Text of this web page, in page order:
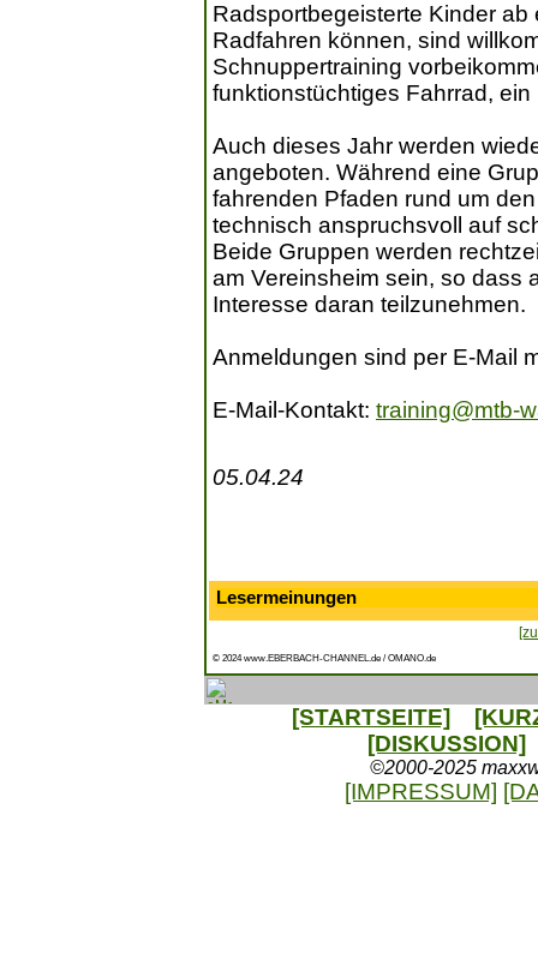
Radsportbegeisterte Kinder
Radfahren können, sind
Schnuppertraining
funktionstüchtiges Fahrrad,
Auch dieses Jahr werden
angeboten. Während eine
fahrenden Pfaden rund um
technisch anspruchsvoll auf
Beide Gruppen werden
am Vereinsheim sein, so dass
Interesse daran teilzunehmen.
Anmeldungen sind per E-Mail
E-Mail-Kontakt: training@mtb-
05.04.24
Lesermeinungen
© 2024 www.EBERBACH-CHANNEL.de / OMANO.de
[STARTSEITE]
[DISKUSSION]
©2000-2025
[IMPRESSUM]